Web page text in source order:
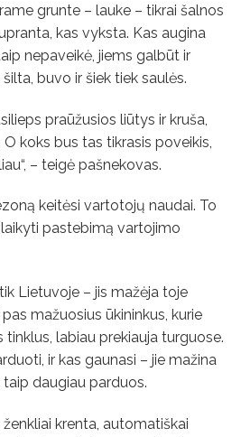
grunte – lauke – tikrai šalnos
kas vyksta. Kas augina
nepaveikė, jiems galbūt ir
buvo ir šiek tiek saulės.
praūžusios liūtys ir kruša,
koks bus tas tikrasis poveikis,
– teigė pašnekovas.
keitėsi vartotojų naudai. To
pastebimą vartojimo
Lietuvoje – jis mažėja toje
mažuosius ūkininkus, kurie
labiau prekiauja turguose.
ir kas gaunasi – jie mažina
daugiau parduos.
krenta, automatiškai